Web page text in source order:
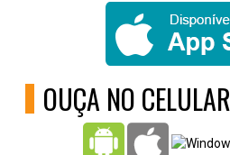
OUÇA NO CELULAR